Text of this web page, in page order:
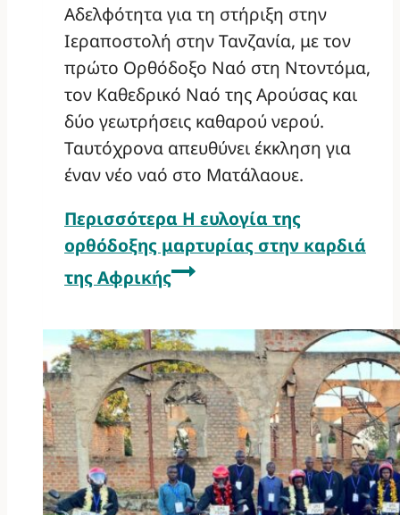
Αδελφότητα για τη στήριξη στην
Ιεραποστολή στην Τανζανία, με τον
πρώτο Ορθόδοξο Ναό στη Ντοντόμα,
τον Καθεδρικό Ναό της Αρούσας και
δύο γεωτρήσεις καθαρού νερού.
Ταυτόχρονα απευθύνει έκκληση για
έναν νέο ναό στο Ματάλαουε.
Περισσότερα Η ευλογία της
ορθόδοξης μαρτυρίας στην καρδιά
της Αφρικής